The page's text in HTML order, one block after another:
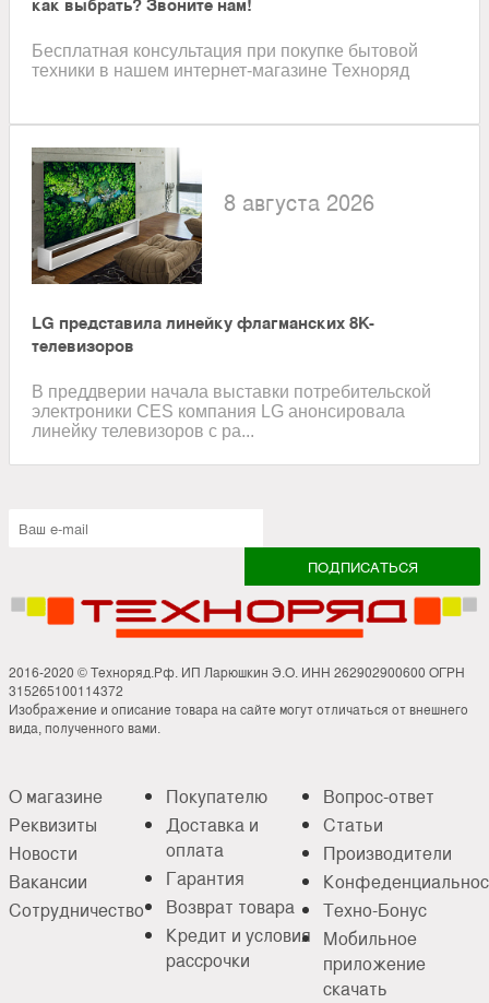
Бесплатная консультация при покупке бытовой
техники в нашем интернет-магазине Техноряд
8 августа 2026
LG представила линейку флагманских 8K-
телевизоров
В преддверии начала выставки потребительской
электроники CES компания LG анонсировала
линейку телевизоров с ра...
2016-2020 © Техноряд.Рф. ИП Ларюшкин Э.О. ИНН 262902900600 ОГРН
315265100114372
Изображение и описание товара на сайте могут отличаться от внешнего
вида, полученного вами.
О магазине
Реквизиты
Новости
Вакансии
Сотрудничество
Покупателю
Доставка и
оплата
Гарантия
Возврат товара
Кредит и условия
рассрочки
Вопрос-ответ
Статьи
Производители
Техно-Бонус
Мобильное
приложение
скачать